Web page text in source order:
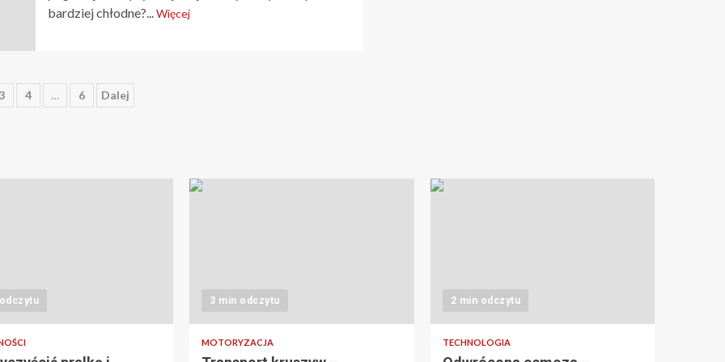
bardziej chłodne?...Więcej
4 … 6 Dalej
3 min odczytu
MOTORYZACJA
2 min odczytu
TECHNOLOGIA